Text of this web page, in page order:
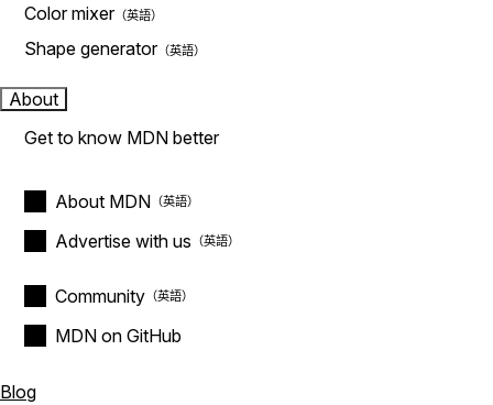
Color mixer
Shape generator
About
Get to know MDN better
About MDN
Advertise with us
Community
MDN on GitHub
Blog